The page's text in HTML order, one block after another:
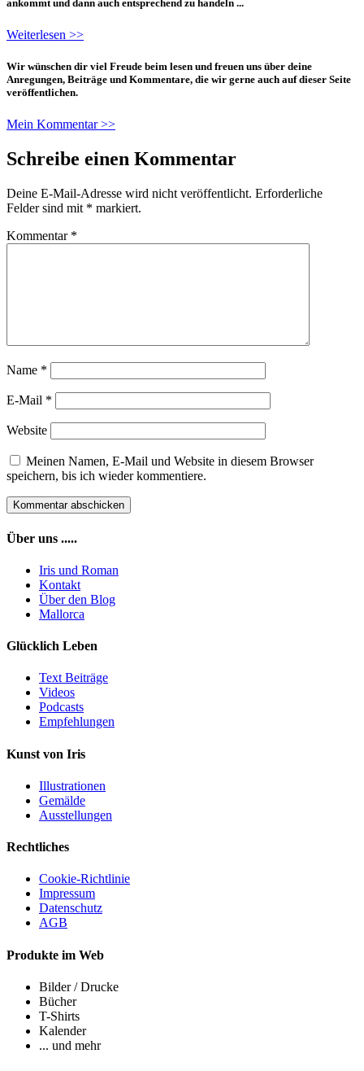
ankommt und dann auch entsprechend zu handeln ...
Weiterlesen >>
Wir wünschen dir viel Freude beim lesen und freuen uns über deine
Anregungen, Beiträge und Kommentare, die wir gerne auch auf dieser Seite
veröffentlichen.
Mein Kommentar >>
Schreibe einen Kommentar
Deine E-Mail-Adresse wird nicht veröffentlicht. Erforderliche
Felder sind mit * markiert.
Kommentar *
Name *
E-Mail *
Website
Meinen Namen, E-Mail und Website in diesem Browser
speichern, bis ich wieder kommentiere.
Über uns .....
Iris und Roman
Kontakt
Über den Blog
Mallorca
Glücklich Leben
Text Beiträge
Videos
Podcasts
Empfehlungen
Kunst von Iris
Illustrationen
Gemälde
Ausstellungen
Rechtliches
Cookie-Richtlinie
Impressum
Datenschutz
AGB
Produkte im Web
Bilder / Drucke
Bücher
T-Shirts
Kalender
... und mehr